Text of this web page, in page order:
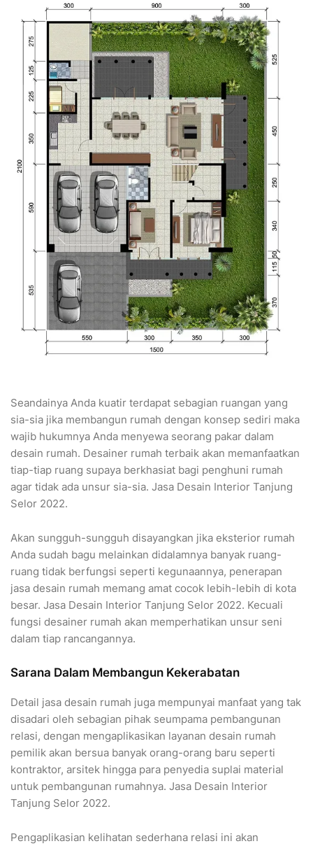
Seandainya Anda kuatir terdapat sebagian ruangan yang
sia-sia jika membangun rumah dengan konsep sediri maka
wajib hukumnya Anda menyewa seorang pakar dalam
desain rumah. Desainer rumah terbaik akan memanfaatkan
tiap-tiap ruang supaya berkhasiat bagi penghuni rumah
agar tidak ada unsur sia-sia. Jasa Desain Interior Tanjung
Selor 2022.
Akan sungguh-sungguh disayangkan jika eksterior rumah
Anda sudah bagu melainkan didalamnya banyak ruang-
ruang tidak berfungsi seperti kegunaannya, penerapan
jasa desain rumah memang amat cocok lebih-lebih di kota
besar. Jasa Desain Interior Tanjung Selor 2022. Kecuali
fungsi desainer rumah akan memperhatikan unsur seni
dalam tiap rancangannya.
Sarana Dalam Membangun Kekerabatan
Detail jasa desain rumah juga mempunyai manfaat yang tak
disadari oleh sebagian pihak seumpama pembangunan
relasi, dengan mengaplikasikan layanan desain rumah
pemilik akan bersua banyak orang-orang baru seperti
kontraktor, arsitek hingga para penyedia suplai material
untuk pembangunan rumahnya. Jasa Desain Interior
Tanjung Selor 2022.
Pengaplikasian kelihatan sederhana relasi ini akan